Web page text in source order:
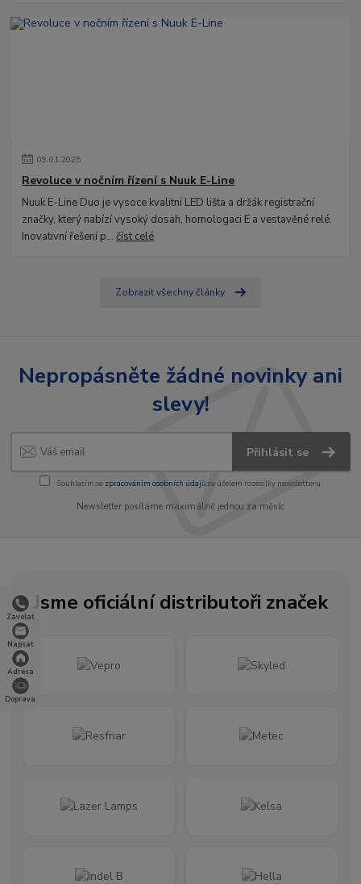
Zavolat
Napsat
Adresa
Doprava
09.01.2025
Revoluce v nočním řízení s Nuuk E-Line
Nuuk E-Line Duo je vysoce kvalitní LED lišta a držák registrační
značky, který nabízí vysoký dosah, homologaci E a vestavěné relé.
Inovativní řešení p...číst celé
Zobrazit všechny články
Nepropásněte žádné novinky ani
slevy!
Přihlásit se
Souhlasím se zpracováním osobních údajůza účelem rozesílky newsletteru.
Newsletter posíláme maximálně jednou za měsíc
Jsme oficiální distributoři značek